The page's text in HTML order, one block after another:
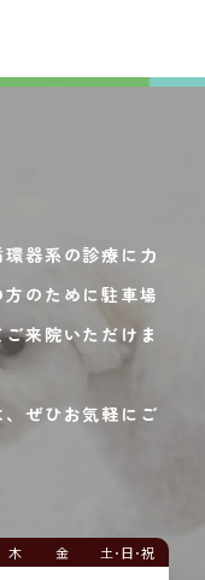
器系の診療に力
のために駐車場
来院いただけま
ぜひお気軽にご
木 金 土･日･祝